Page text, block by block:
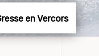
en Vercors